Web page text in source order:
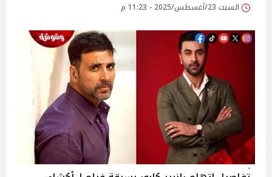
السبت 23/أغسطس/2025 - 11:23 م